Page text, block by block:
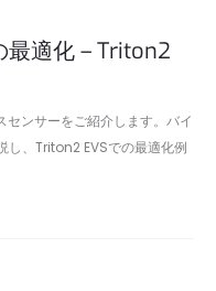
最適化 – Triton2
ンサーをご紹介します。バイ
し、Triton2 EVSでの最適化例